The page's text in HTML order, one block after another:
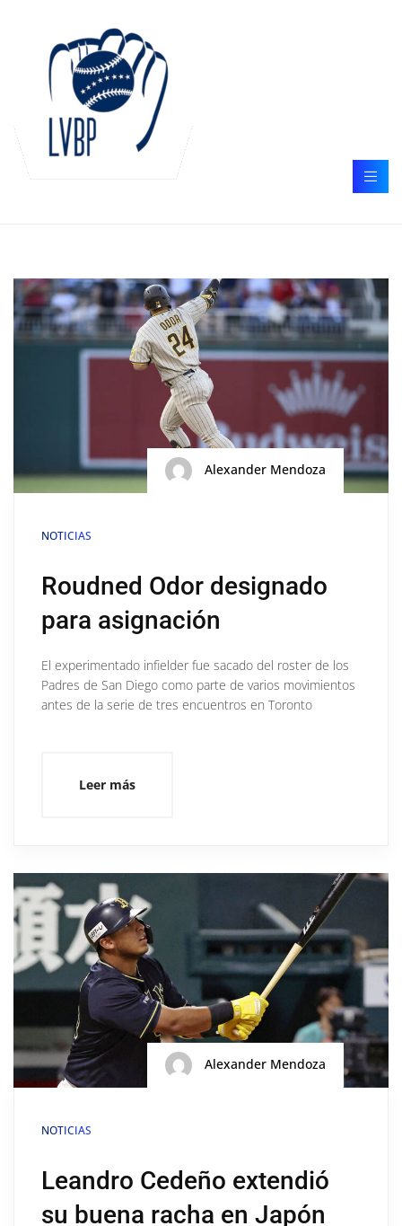
Alexander Mendoza
NOTICIAS
Roudned Odor designado
para asignación
El experimentado infielder fue sacado del roster de los
Padres de San Diego como parte de varios movimientos
antes de la serie de tres encuentros en Toronto
Leer más
Alexander Mendoza
NOTICIAS
Leandro Cedeño extendió
su buena racha en Japón